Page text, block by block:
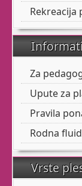
Rekreacija
Za
Upute za
Pravila
Rodna
Vrste